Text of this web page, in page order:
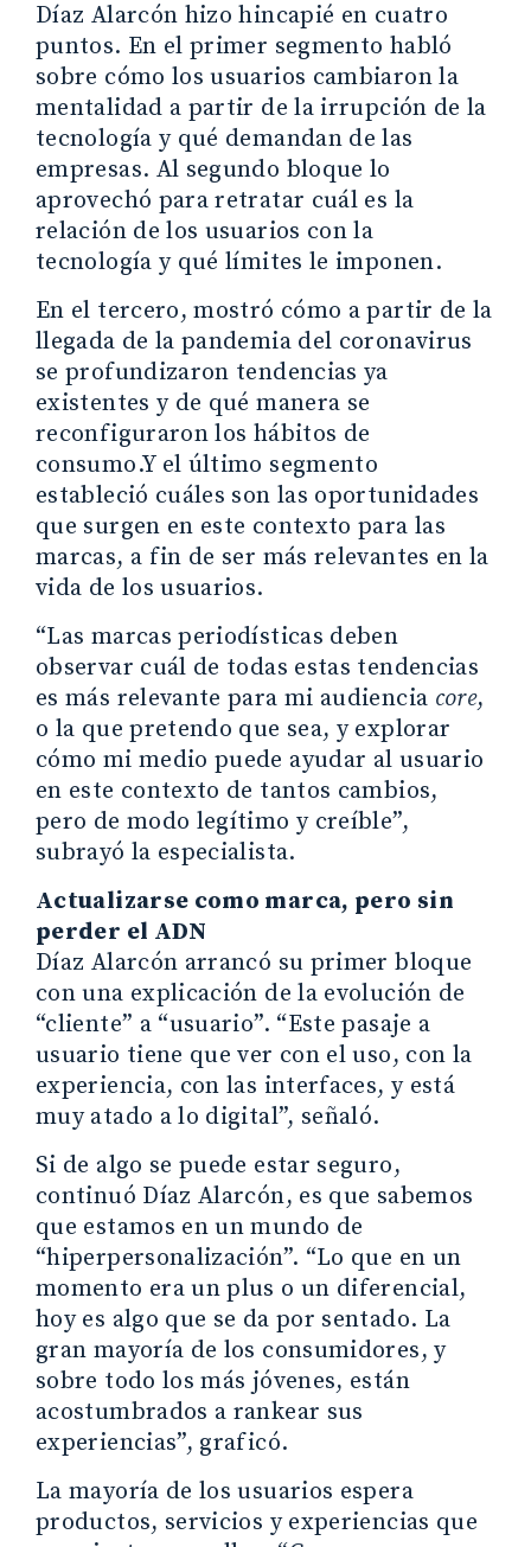
Díaz Alarcón hizo hincapié en cuatro
puntos. En el primer segmento habló
sobre cómo los usuarios cambiaron la
mentalidad a partir de la irrupción de la
tecnología y qué demandan de las
empresas. Al segundo bloque lo
aprovechó para retratar cuál es la
relación de los usuarios con la
tecnología y qué límites le imponen.
En el tercero, mostró cómo a partir de la
llegada de la pandemia del coronavirus
se profundizaron tendencias ya
existentes y de qué manera se
reconfiguraron los hábitos de
consumo.Y el último segmento
estableció cuáles son las oportunidades
que surgen en este contexto para las
marcas, a fin de ser más relevantes en la
vida de los usuarios.
“Las marcas periodísticas deben
observar cuál de todas estas tendencias
es más relevante para mi audiencia core,
o la que pretendo que sea, y explorar
cómo mi medio puede ayudar al usuario
en este contexto de tantos cambios,
pero de modo legítimo y creíble”,
subrayó la especialista.
Actualizarse como marca, pero sin
perder el ADN
Díaz Alarcón arrancó su primer bloque
con una explicación de la evolución de
“cliente” a “usuario”. “Este pasaje a
usuario tiene que ver con el uso, con la
experiencia, con las interfaces, y está
muy atado a lo digital”, señaló.
Si de algo se puede estar seguro,
continuó Díaz Alarcón, es que sabemos
que estamos en un mundo de
“hiperpersonalización”. “Lo que en un
momento era un plus o un diferencial,
hoy es algo que se da por sentado. La
gran mayoría de los consumidores, y
sobre todo los más jóvenes, están
acostumbrados a rankear sus
experiencias”, graficó.
La mayoría de los usuarios espera
productos, servicios y experiencias que